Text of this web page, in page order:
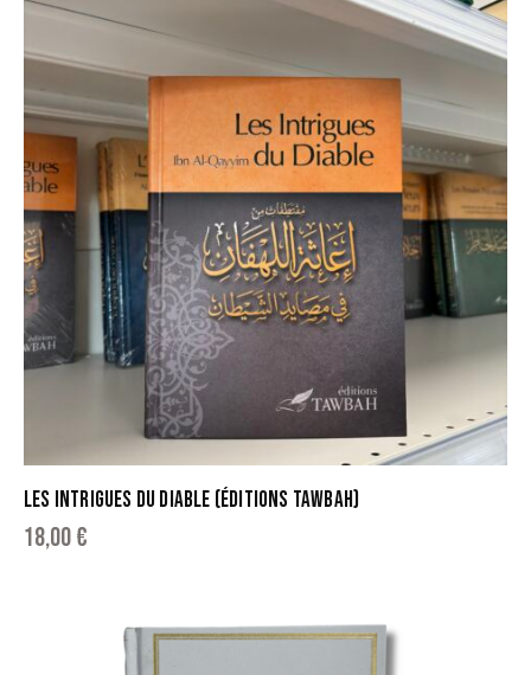
LES INTRIGUES DU DIABLE (ÉDITIONS TAWBAH)
18,00€